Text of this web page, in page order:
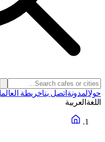
حولالمدونة اتصل بناخريطة العالم
اللغة العربية